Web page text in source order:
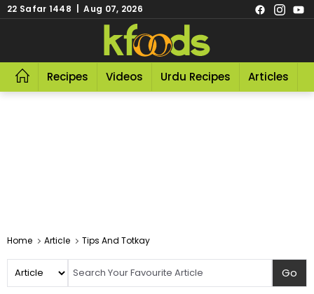
22 Safar 1448 | Aug 07, 2026
Recipes Videos Urdu Recipes Articles
Home Article Tips And Totkay